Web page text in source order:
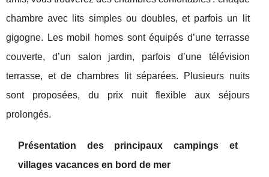
chambre avec lits simples ou doubles, et parfois un lit
gigogne. Les mobil homes sont équipés d’une terrasse
couverte, d’un salon jardin, parfois d’une télévision
terrasse, et de chambres lit séparées. Plusieurs nuits
sont proposées, du prix nuit flexible aux séjours
prolongés.
Présentation des principaux campings et
villages vacances en bord de mer